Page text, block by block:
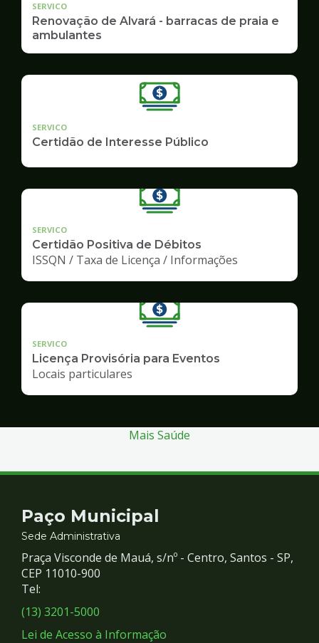
SERVICO
Renovação de Alvará - barracas de praia e
ambulantes
SERVICO
Certidão de Interesse Público
SERVICO
Certidão Positiva de Débitos
ISSQN / Taxa de Licença / Informações
SERVICO
Licença Provisória para Eventos
Locais particulares
Mais Saúde
Contato
e
Redes
Sociais
Paço Municipal
Sede Administrativa
Praça Visconde de Mauá, s/nº - Centro, Santos - SP,
CEP 11010-900
Tel:
(13) 3201-5000
Lei de Acesso à Informação